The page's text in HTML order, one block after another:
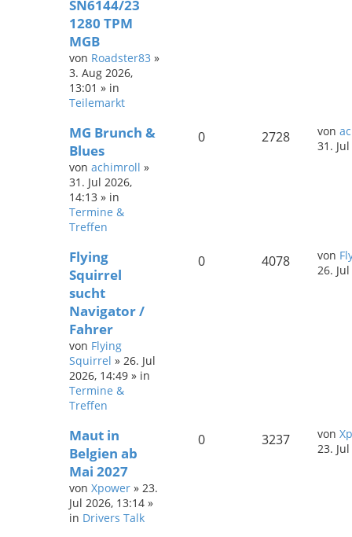
SN6144/23
1280 TPM
MGB
von Roadster83 »
3. Aug 2026,
13:01 » in
Teilemarkt
MG Brunch &
Blues
von achimroll »
31. Jul 2026,
14:13 » in
Termine &
Treffen
0 2728 von
31.
Flying
Squirrel
sucht
Navigator /
Fahrer
von Flying
Squirrel » 26. Jul
2026, 14:49 » in
Termine &
Treffen
0 4078 von
26.
Maut in
Belgien ab
Mai 2027
von Xpower » 23.
Jul 2026, 13:14 »
in Drivers Talk
0 3237 von
23.